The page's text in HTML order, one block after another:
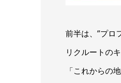
前半は、”プロ
リクルートの
「これからの